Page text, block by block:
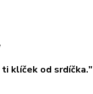
ti klíček od srdíčka."